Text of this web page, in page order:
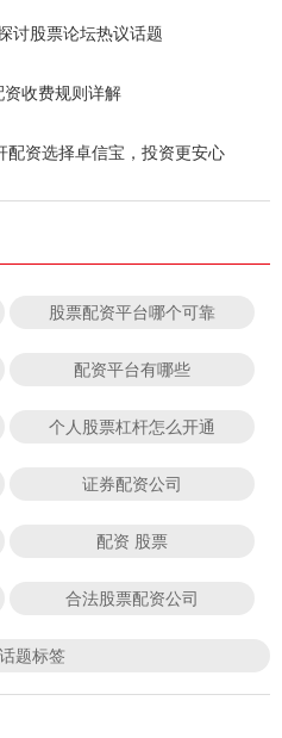
讨股票论坛热议话题
资收费规则详解
配资选择卓信宝，投资更安心
股票配资平台哪个可靠
配资平台有哪些
个人股票杠杆怎么开通
证券配资公司
配资 股票
合法股票配资公司
题标签